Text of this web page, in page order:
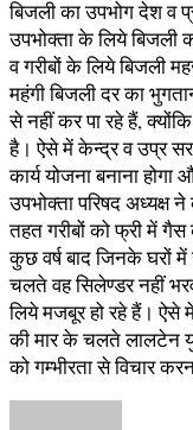
बिजली का उपभोग देश व
उपभोक्ता के लिये बिजली
व गरीबों के लिये बिजली
महंगी बिजली दर का
से नहीं कर पा रहे हैं,
है। ऐसे में केन्द्र व उप्र
कार्य योजना बनाना
उपभोक्ता परिषद अध्यक्ष
तहत गरीबों को फ्री में
कुछ वर्ष बाद जिनके घरों
चलते वह सिलेण्डर नहीं
लिये मजबूर हो रहे हैं। ऐसे
की मार के चलते लालटेन
को गम्भीरता से विचार